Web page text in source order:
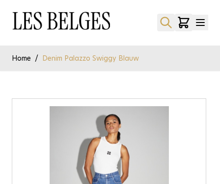
Home / Denim Palazzo Swiggy Blauw